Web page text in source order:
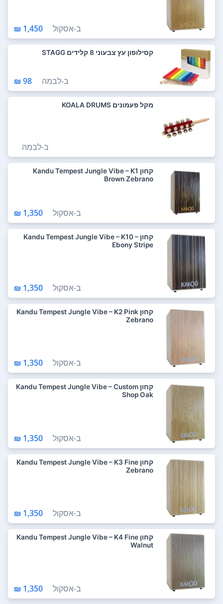
ב-אסקול 1,450 ₪
קסילופון עץ צבעוני 8 קלידים STAGG
ב-לבמה 98 ₪
מקל פעמונים KOALA DRUMS
ב-לבמה
קחון Kandu Tempest Jungle Vibe – K1
Brown Zebrano
ב-אסקול 1,350 ₪
קחון Kandu Tempest Jungle Vibe – K10 –
Ebony Stripe
ב-אסקול 1,350 ₪
קחון Kandu Tempest Jungle Vibe – K2 Pink
Zebrano
ב-אסקול 1,350 ₪
קחון Kandu Tempest Jungle Vibe – Custom
Shop Oak
ב-אסקול 1,350 ₪
קחון Kandu Tempest Jungle Vibe – K3 Fine
Zebrano
ב-אסקול 1,350 ₪
קחון Kandu Tempest Jungle Vibe – K4 Fine
Walnut
ב-אסקול 1,350 ₪